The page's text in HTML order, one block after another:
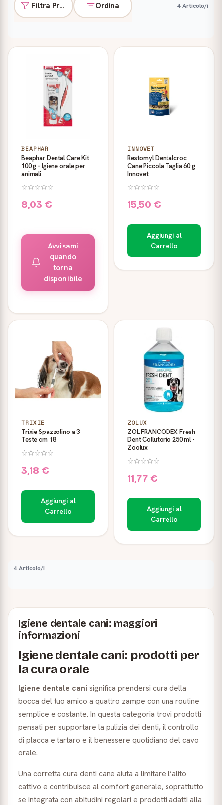
Filtra Prodotti Ordina 4 Articolo/i
Prodotti
BEAPHAR
Beaphar Dental Care Kit
100 g - Igiene orale per
animali
8,03 €
Avvisami
quando
torna
disponibile
INNOVET
Restomyl Dentalcroc
Cane Piccola Taglia 60 g
Innovet
15,50 €
Aggiungi al
Carrello
TRIXIE
Trixie Spazzolino a 3
Teste cm 18
3,18 €
Aggiungi al
Carrello
ZOLUX
ZOL FRANCODEX Fresh
Dent Collutorio 250 ml -
Zoolux
11,77 €
Aggiungi al
Carrello
4 Articolo/i
Igiene dentale cani: maggiori
informazioni
Igiene dentale cani: prodotti per
la cura orale
Igiene dentale cani significa prendersi cura della
bocca del tuo amico a quattro zampe con una routine
semplice e costante. In questa categoria trovi prodotti
pensati per supportare la pulizia dei denti, il controllo
di placca e tartaro e il benessere quotidiano del cavo
orale.
Una corretta cura denti cane aiuta a limitare l’alito
cattivo e contribuisce al comfort generale, soprattutto
se integrata con abitudini regolari e prodotti adatti alla